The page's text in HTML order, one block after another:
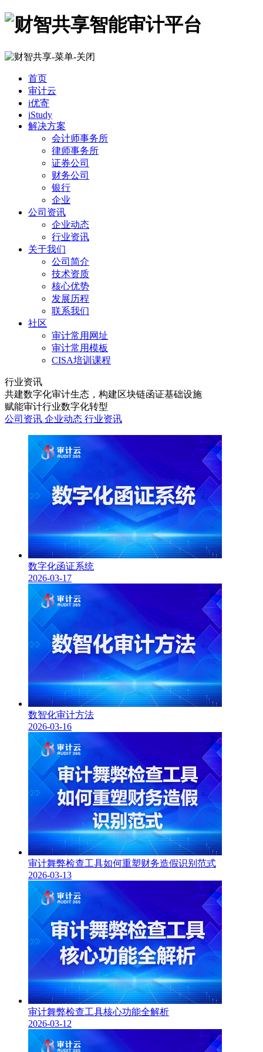
首页
审计云
i优寄
iStudy
解决方案
会计师事务所
律师事务所
证券公司
财务公司
银行
企业
公司资讯
企业动态
行业资讯
关于我们
公司简介
技术资质
核心优势
发展历程
联系我们
社区
审计常用网址
审计常用模板
CISA培训课程
行业资讯
共建数字化审计生态，构建区块链函证基础设施
赋能审计行业数字化转型
公司资讯 企业动态 行业资讯
数字化函证系统
2026-03-17
数智化审计方法
2026-03-16
审计舞弊检查工具如何重塑财务造假识别范式
2026-03-13
审计舞弊检查工具核心功能全解析
2026-03-12